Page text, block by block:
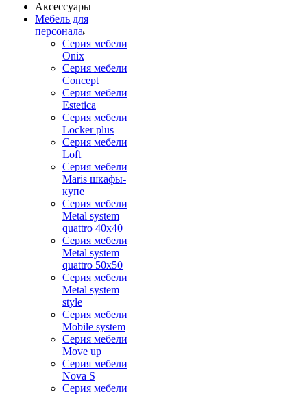
Аксессуары
Мебель для
персонала
Серия мебели
Onix
Серия мебели
Concept
Серия мебели
Estetica
Серия мебели
Locker plus
Серия мебели
Loft
Серия мебели
Maris шкафы-
купе
Серия мебели
Metal system
quattro 40x40
Серия мебели
Metal system
quattro 50x50
Серия мебели
Metal system
style
Серия мебели
Mobile system
Серия мебели
Move up
Серия мебели
Nova S
Серия мебели